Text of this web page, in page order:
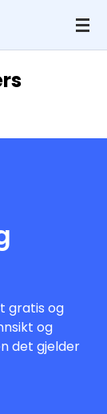
gratis og
og
det gjelder